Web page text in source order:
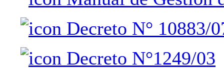
Decreto N° 10883/
Decreto N°1249/03